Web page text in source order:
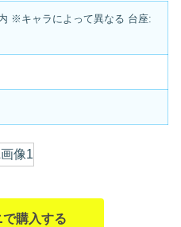
※キャラによって異なる 台座:
購入する